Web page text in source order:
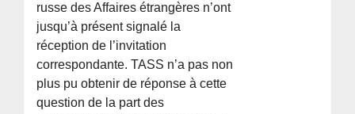
russe des Affaires étrangères n’ont
jusqu’à présent signalé la
réception de l’invitation
correspondante. TASS n’a pas non
plus pu obtenir de réponse à cette
question de la part des